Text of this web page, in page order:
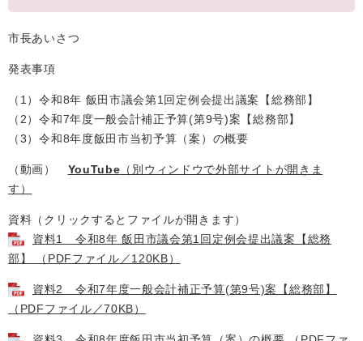
市長あいさつ
発表事項
（1）令和8年 飯田市議会第1回定例会提出議案【総務部】
（2）令和7年度一般会計補正予算(第9号)案【総務部】
（3）令和8年度飯田市当初予算（案）の概要
（動画） YouTube （別ウィンドウで外部サイトが開きま
す）
資料（クリックするとファイルが開きます）
資料1 令和8年 飯田市議会第1回定例会提出議案【総務
部】 （PDFファイル／120KB）
資料2 令和7年度一般会計補正予算(第9号)案【総務部】
（PDFファイル／70KB）